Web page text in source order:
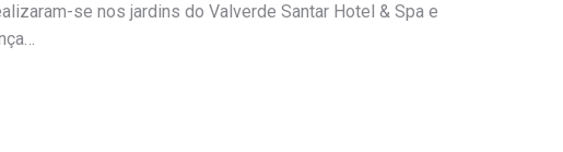
se nos jardins do Valverde Santar Hotel & Spa e